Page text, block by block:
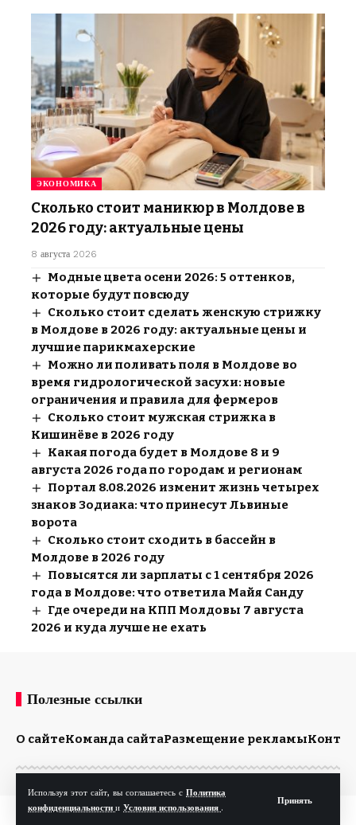
Используя этот сайт, вы соглашаетесь с Политика
конфиденциальности и Условия использования .
Принять
ЭКОНОМИКА
Сколько стоит маникюр в Молдове в
2026 году: актуальные цены
8 августа 2026
Модные цвета осени 2026: 5 оттенков,
которые будут повсюду
Сколько стоит сделать женскую стрижку
в Молдове в 2026 году: актуальные цены и
лучшие парикмахерские
Можно ли поливать поля в Молдове во
время гидрологической засухи: новые
ограничения и правила для фермеров
Сколько стоит мужская стрижка в
Кишинёве в 2026 году
Какая погода будет в Молдове 8 и 9
августа 2026 года по городам и регионам
Портал 8.08.2026 изменит жизнь четырех
знаков Зодиака: что принесут Львиные
ворота
Сколько стоит сходить в бассейн в
Молдове в 2026 году
Повысятся ли зарплаты с 1 сентября 2026
года в Молдове: что ответила Майя Санду
Где очереди на КПП Молдовы 7 августа
2026 и куда лучше не ехать
Полезные ссылки
О сайтеКоманда сайтаРазмещение рекламы
© Kp.md. Все права защищены.